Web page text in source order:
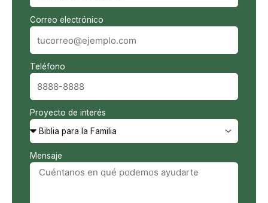
Correo electrónico
Teléfono
Proyecto de interés
Mensaje